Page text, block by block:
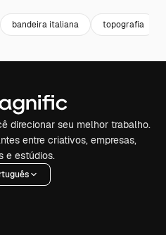
bandeira italiana topografia
direcionar seu melhor trabalho.
entre criativos, empresas,
e estúdios.